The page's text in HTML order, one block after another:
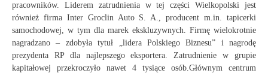
pracowników. Liderem zatrudnienia w tej części Wielkopolski jest
również firma Inter Groclin Auto S. A., producent m.in. tapicerki
samochodowej, w tym dla marek ekskluzywnych. Firmę wielokrotnie
nagradzano – zdobyła tytuł „lidera Polskiego Biznesu” i nagrodę
prezydenta RP dla najlepszego eksportera. Zatrudnienie w grupie
kapitałowej przekroczyło nawet 4 tysiące osób.Głównym centrum